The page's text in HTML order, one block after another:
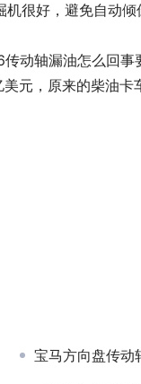
很好，避免自动
动轴漏油怎么回
元，原来的柴油卡
宝马方向盘传动